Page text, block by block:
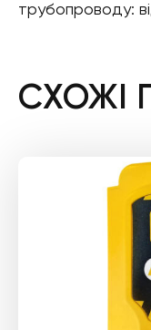
трубопроводу:
СХОЖІ